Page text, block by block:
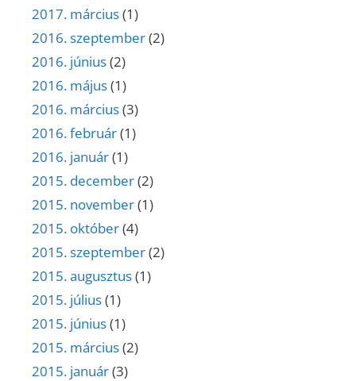
2017. március(1)
2016. szeptember(2)
2016. június(2)
2016. május(1)
2016. március(3)
2016. február(1)
2016. január(1)
2015. december(2)
2015. november(1)
2015. október(4)
2015. szeptember(2)
2015. augusztus(1)
2015. július(1)
2015. június(1)
2015. március(2)
2015. január(3)